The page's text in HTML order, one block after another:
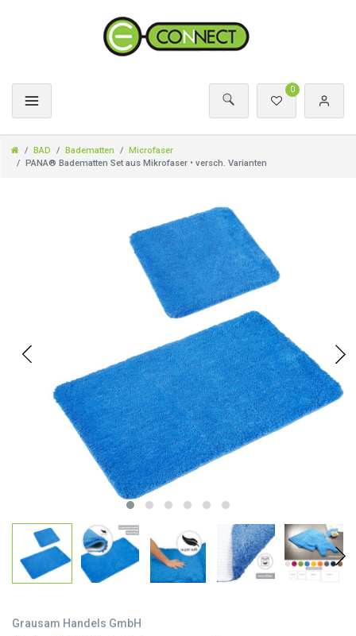
0
BAD Badematten
Microfaser
PANA® Badematten Set aus Mikrofaser • versch. Varianten
Grausam Handels GmbH